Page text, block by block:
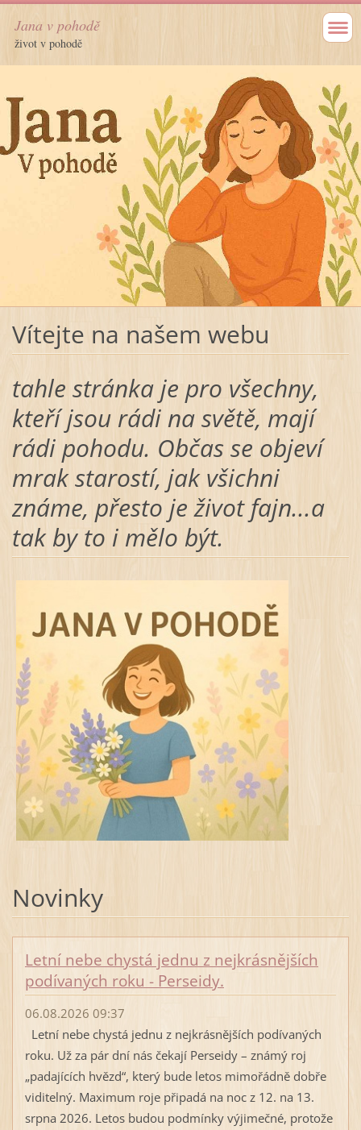
Jana v pohodě
život v pohodě
Vítejte na našem webu
tahle stránka je pro všechny,
kteří jsou rádi na světě, mají
rádi pohodu. Občas se objeví
mrak starostí, jak všichni
známe, přesto je život fajn...a
tak by to i mělo být.
Novinky
Letní nebe chystá jednu z nejkrásnějších
podívaných roku - Perseidy.
06.08.2026 09:37
Letní nebe chystá jednu z nejkrásnějších podívaných
roku. Už za pár dní nás čekají Perseidy – známý roj
„padajících hvězd“, který bude letos mimořádně dobře
viditelný. Maximum roje připadá na noc z 12. na 13.
srpna 2026. Letos budou podmínky výjimečné, protože